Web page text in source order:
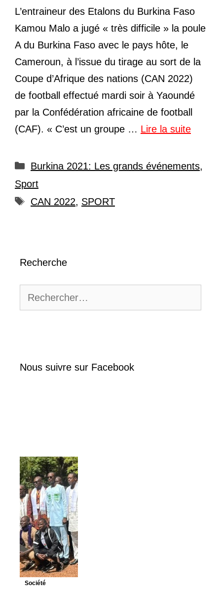
L’entraineur des Etalons du Burkina Faso
Kamou Malo a jugé « très difficile » la poule
A du Burkina Faso avec le pays hôte, le
Cameroun, à l’issue du tirage au sort de la
Coupe d’Afrique des nations (CAN 2022)
de football effectué mardi soir à Yaoundé
par la Confédération africaine de football
(CAF). « C’est un groupe … Lire la suite
Catégories
Burkina 2021: Les grands événements,
Sport
Étiquettes
CAN 2022, SPORT
Recherche
Nous suivre sur Facebook
Société